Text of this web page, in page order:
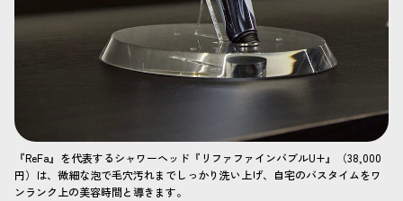
『ReFa』を代表するシャワーヘッド『リファファインバブルU+』（38,000
円）は、微細な泡で毛穴汚れまでしっかり洗い上げ、自宅のバスタイムをワ
ンランク上の美容時間と導きます。